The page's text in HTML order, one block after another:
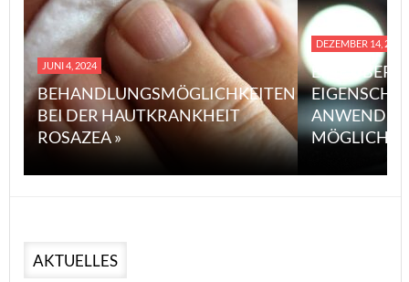
JUNI 4, 2024
BEHANDLUNGSMÖGLICHKEITEN
BEI DER HAUTKRANKHEIT
ROSAZEA »
DEZEMBER 14, 2023
EINE
MÖGLICHE
AKTUELLES